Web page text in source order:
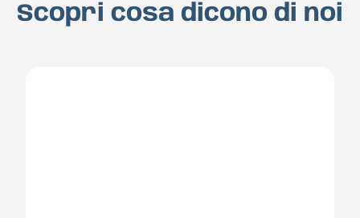
Scopri cosa dicono di noi